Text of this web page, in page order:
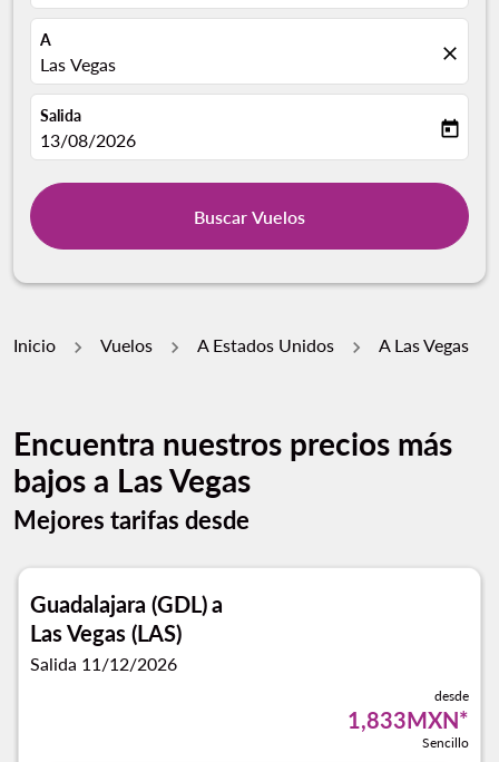
A
Las Vegas close
Salida
fc-booking-departure-date-aria-label
13/08/2026 today
Buscar Vuelos
Inicio Vuelos A Estados Unidos A Las Vegas
Encuentra nuestros precios más
bajos a Las Vegas
Mejores tarifas desde
Guadalajara (GDL)a
Las Vegas (LAS)
Salida 11/12/2026
desde
1,833MXN*
Sencillo